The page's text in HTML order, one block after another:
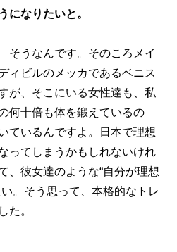
なりたいと。
そうなんです。そのころメイ
ィビルのメッカであるベニス
が、そこにいる女性達も、私
何十倍も体を鍛えているの
ているんですよ。日本で理想
ってしまうかもしれないけれ
、彼女達のような“自分が理想
。そう思って、本格的なトレ
た。